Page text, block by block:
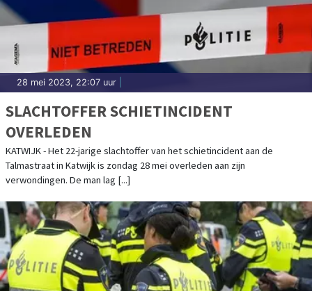
28 mei 2023, 22:07 uur
SLACHTOFFER SCHIETINCIDENT
OVERLEDEN
KATWIJK - Het 22-jarige slachtoffer van het schietincident aan de
Talmastraat in Katwijk is zondag 28 mei overleden aan zijn
verwondingen. De man lag [...]